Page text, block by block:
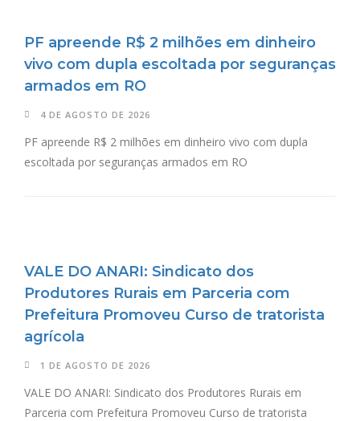
PF apreende R$ 2 milhões em dinheiro
vivo com dupla escoltada por seguranças
armados em RO
4 DE AGOSTO DE 2026
PF apreende R$ 2 milhões em dinheiro vivo com dupla
escoltada por seguranças armados em RO
VALE DO ANARI: Sindicato dos
Produtores Rurais em Parceria com
Prefeitura Promoveu Curso de tratorista
agrícola
1 DE AGOSTO DE 2026
VALE DO ANARI: Sindicato dos Produtores Rurais em
Parceria com Prefeitura Promoveu Curso de tratorista